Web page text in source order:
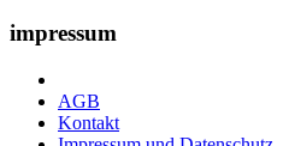
impressum
AGB
Kontakt